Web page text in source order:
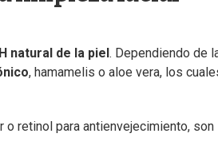
natural de la piel . Dependiendo de
, hamamelis o aloe vera, los
o retinol para antienvejecimiento, son